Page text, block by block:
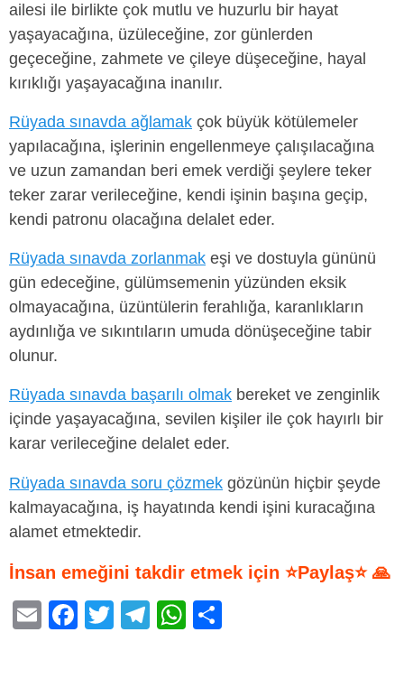
ailesi ile birlikte çok mutlu ve huzurlu bir hayat
yaşayacağına, üzüleceğine, zor günlerden
geçeceğine, zahmete ve çileye düşeceğine, hayal
kırıklığı yaşayacağına inanılır.
Rüyada sınavda ağlamak çok büyük kötülemeler
yapılacağına, işlerinin engellenmeye çalışılacağına
ve uzun zamandan beri emek verdiği şeylere teker
teker zarar verileceğine, kendi işinin başına geçip,
kendi patronu olacağına delalet eder.
Rüyada sınavda zorlanmak eşi ve dostuyla gününü
gün edeceğine, gülümsemenin yüzünden eksik
olmayacağına, üzüntülerin ferahlığa, karanlıkların
aydınlığa ve sıkıntıların umuda dönüşeceğine tabir
olunur.
Rüyada sınavda başarılı olmak bereket ve zenginlik
içinde yaşayacağına, sevilen kişiler ile çok hayırlı bir
karar verileceğine delalet eder.
Rüyada sınavda soru çözmek gözünün hiçbir şeyde
kalmayacağına, iş hayatında kendi işini kuracağına
alamet etmektedir.
İnsan emeğini takdir etmek için ⭐Paylaş⭐ 🙏
E
F
T
T
W